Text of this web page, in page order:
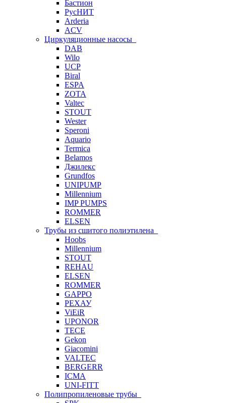
Бастион
РусНИТ
Arderia
ACV
Циркуляционные насосы
DAB
Wilo
UCP
Biral
ESPA
ZOTA
Valtec
STOUT
Wester
Speroni
Aquario
Termica
Belamos
Джилекс
Grundfos
UNIPUMP
Millennium
IMP PUMPS
ROMMER
ELSEN
Трубы из сшитого полиэтилена
Hoobs
Millennium
STOUT
REHAU
ELSEN
ROMMER
GAPPO
РЕХАУ
ViEiR
UPONOR
TECE
Gekon
Giacomini
VALTEC
BERGERR
ICMA
UNI-FITT
Полипропиленовые трубы